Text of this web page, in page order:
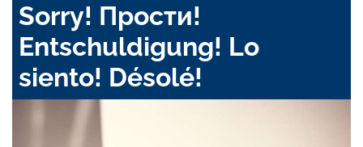
Sorry! Прости!
Entschuldigung! Lo
siento! Désolé!